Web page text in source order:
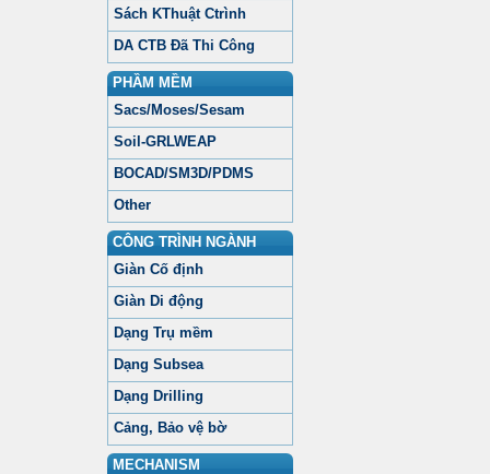
Sách KThuật Ctrình
DA CTB Đã Thi Công
PHẦM MỀM
Sacs/Moses/Sesam
Soil-GRLWEAP
BOCAD/SM3D/PDMS
Other
CÔNG TRÌNH NGÀNH
Giàn Cố định
Giàn Di động
Dạng Trụ mềm
Dạng Subsea
Dạng Drilling
Cảng, Bảo vệ bờ
MECHANISM